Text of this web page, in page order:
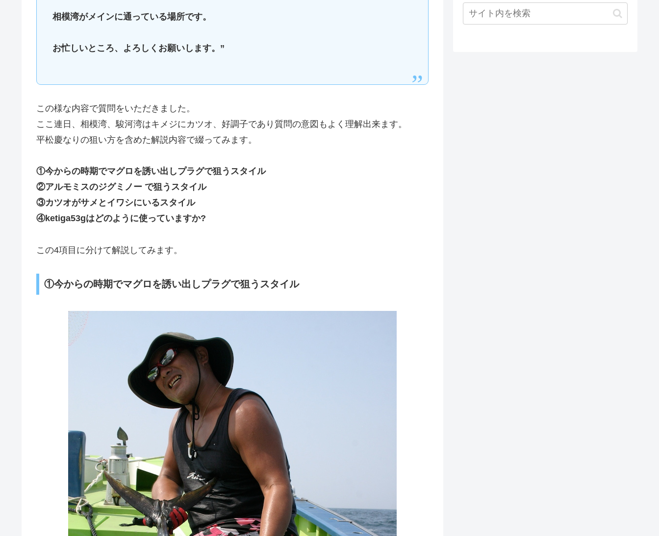
相模湾がメインに通っている場所です。
お忙しいところ、よろしくお願いします。”
この様な内容で質問をいただきました。
ここ連日、相模湾、駿河湾はキメジにカツオ、好調子であり質問の意図もよく理解出来ます。
平松慶なりの狙い方を含めた解説内容で綴ってみます。
①今からの時期でマグロを誘い出しプラグで狙うスタイル
②アルモミスのジグミノー で狙うスタイル
③カツオがサメとイワシにいるスタイル
④ketiga53gはどのように使っていますか?
この4項目に分けて解説してみます。
①今からの時期でマグロを誘い出しプラグで狙うスタイル